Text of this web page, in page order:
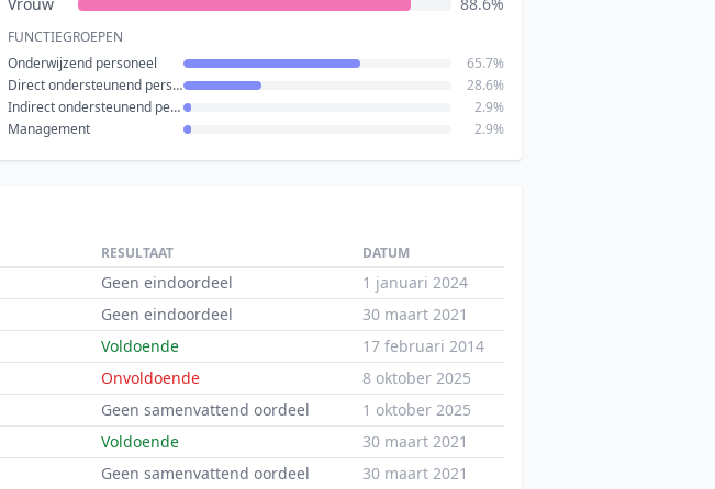
FUNCTIEGROEPEN
Onderwijzend personeel
65.7%
Direct ondersteunend personeel
28.6%
Indirect ondersteunend personeel
2.9%
Management
2.9%
RESULTAAT DATUM
Geen eindoordeel
1 januari 2024
Geen eindoordeel
30 maart 2021
Voldoende
17 februari 2014
Onvoldoende
8 oktober 2025
Geen samenvattend oordeel
1 oktober 2025
Voldoende
30 maart 2021
Geen samenvattend oordeel
30 maart 2021